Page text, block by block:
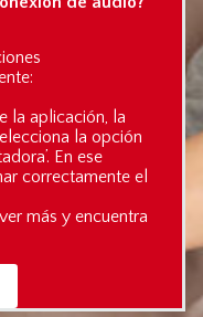
la aplicación, la
la opción
En ese
correctamente el
más y encuentra